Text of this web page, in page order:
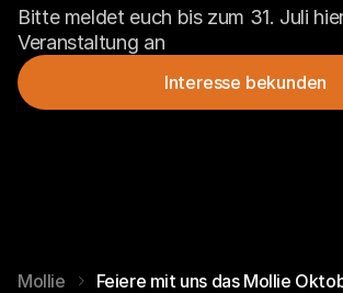
Bitte meldet euch bis zum 31. Juli
Veranstaltung an
Interesse bekunden
Mollie Feiere mit uns das Mollie